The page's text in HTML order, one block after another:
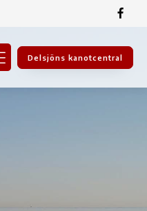
Delsjöns kanotcentral